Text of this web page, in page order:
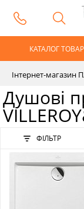
КАТАЛОГ
Інтернет-магазин
Душові
ФІЛЬТР